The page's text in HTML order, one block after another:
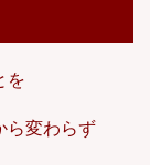
を
ら変わらず